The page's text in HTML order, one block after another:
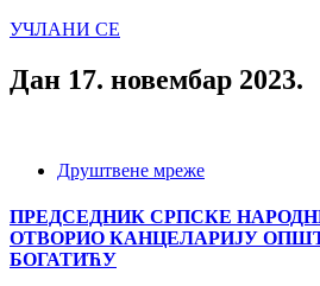
УЧЛАНИ СЕ
Дан 17. новембар 2023.
Друштвене мреже
ПРЕДСЕДНИК СРПСКЕ
ОТВОРИО КАНЦЕЛАРИЈУ
БОГАТИЋУ